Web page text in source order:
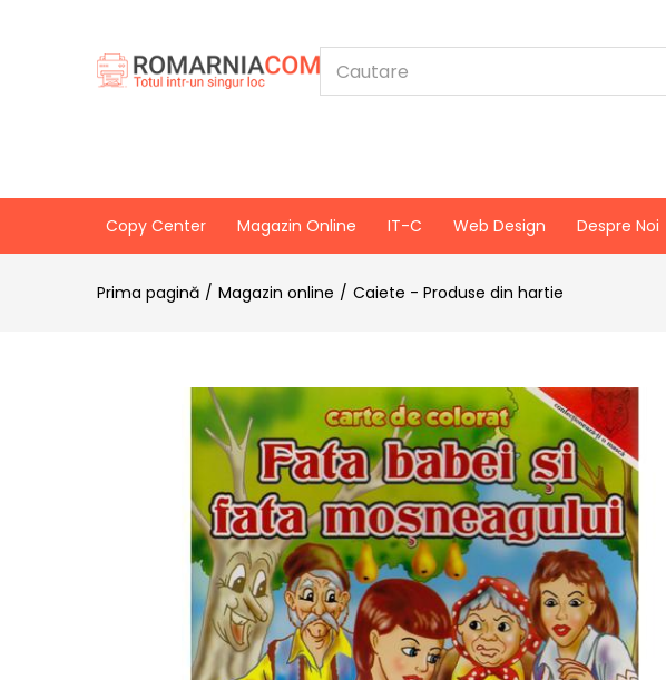
Copy Center Magazin Online IT-C Web Design Despre Noi
Prima pagină Magazin online Caiete - Produse din hartie